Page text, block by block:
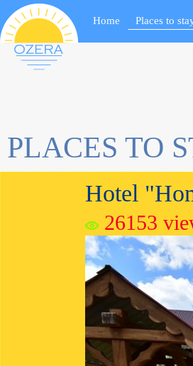
Notice : Undefined variable: questpos in
/home/
Notice
: Undefined variable: questposall in
Home Places to
PLACES TO
Hotel
26153